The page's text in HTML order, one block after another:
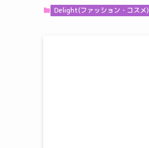
Delight(ファッション・コスメ)